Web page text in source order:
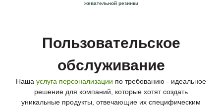
жевательной резинки
Пользовательское
обслуживание
Наша услуга персонализации по требованию - идеальное
решение для компаний, которые хотят создать
уникальные продукты, отвечающие их специфическим